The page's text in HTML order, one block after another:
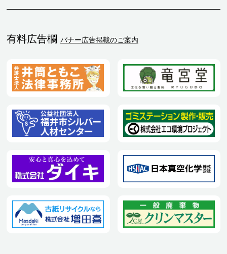
有料広告欄 バナー広告掲載のご案内